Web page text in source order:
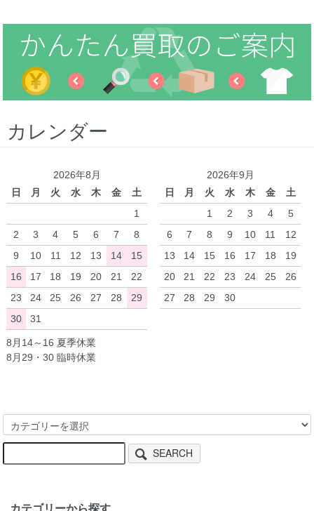
カレンダー
2026年8月
日
月 火 水 木 金
土
1
2
3 4 5 6 7
8
9
10 11 12 13 14
15
16
17 18 19 20 21
22
23
24 25 26 27 28
29
30
31
2026年9月
日
月 火 水 木 金
土
1
2 3 4
5
6
7 8 9 10 11
12
13
14 15 16 17 18
19
20
21 22 23 24 25
26
27
28 29 30
8月14～16 夏季休業
8月29・30 臨時休業
SEARCH
カテゴリーから探す